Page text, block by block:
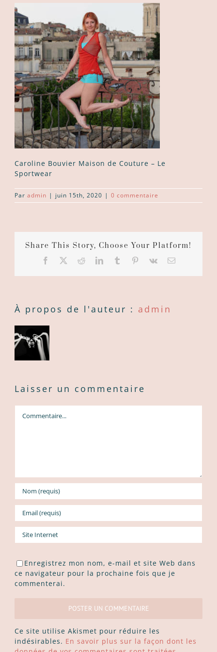
Caroline Bouvier Maison de Couture – Le
Sportwear
Par admin | juin 15th, 2020 | 0 commentaire
Share This Story, Choose Your Platform!
Facebook RedditLinkedIn
TumblrPinterest
Vk
Courriel
À propos de l'auteur : admin
Laisser un commentaire
Enregistrez mon nom, e-mail et site Web dans
ce navigateur pour la prochaine fois que je
commenterai.
Ce site utilise Akismet pour réduire les
indésirables. En savoir plus sur la façon dont les